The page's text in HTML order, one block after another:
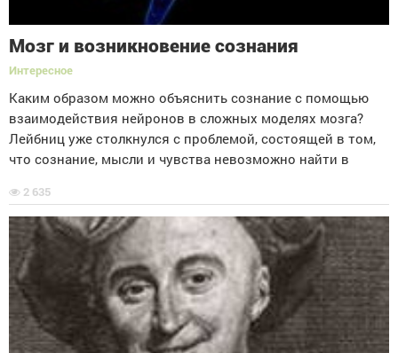
Мозг и возникновение сознания
Интересное
Каким образом можно объяснить сознание с помощью
взаимодействия нейронов в сложных моделях мозга?
Лейбниц уже столкнулся с проблемой, состоящей в том,
что сознание, мысли и чувства невозможно найти в
2 635